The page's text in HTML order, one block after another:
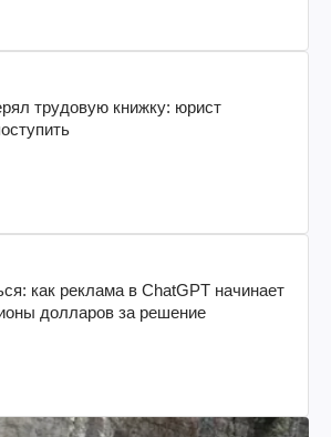
трудовую книжку: юрист
как реклама в ChatGPT начинает
долларов за решение